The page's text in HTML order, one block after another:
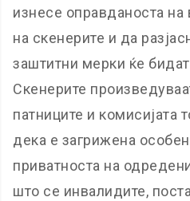
изнесе оправданоста
на скенерите и да
заштитни мерки ќе
Скенерите
патниците и комисијата
дека е загрижена
приватноста на
што се инвалидите,